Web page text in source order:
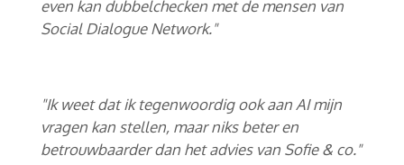
even kan dubbelchecken met de mensen van
Social Dialogue Network."
"Ik weet dat ik tegenwoordig ook aan AI mijn
vragen kan stellen, maar niks beter en
betrouwbaarder dan het advies van Sofie & co."